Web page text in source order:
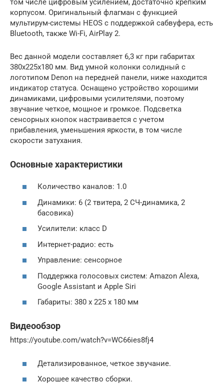
корпусом. Оригинальный флагман с функцией
мультирум-системы HEOS с поддержкой сабвуфера, есть
Bluetooth, также Wi-Fi, AirPlay 2.
Вес данной модели составляет 6,3 кг при габаритах
380х225х180 мм. Вид умной колонки солидный с
логотипом Denon на передней панели, ниже находится
индикатор статуса. Оснащено устройство хорошими
динамиками, цифровыми усилителями, поэтому
звучание четкое, мощное и громкое. Подсветка
сенсорных кнопок настраивается с учетом
прибавления, уменьшения яркости, в том числе
скорости затухания.
Основные характеристики
Количество каналов: 1.0
Динамики: 6 (2 твитера, 2 СЧ-динамика, 2
басовика)
Усилители: класс D
Интернет-радио: есть
Управление: сенсорное
Поддержка голосовых систем: Amazon Alexa,
Google Assistant и Apple Siri
Габариты: 380 х 225 х 180 мм
Видеообзор
https://youtube.com/watch?v=WC66ies8fj4
Детализированное, четкое звучание.
Хорошее качество сборки.